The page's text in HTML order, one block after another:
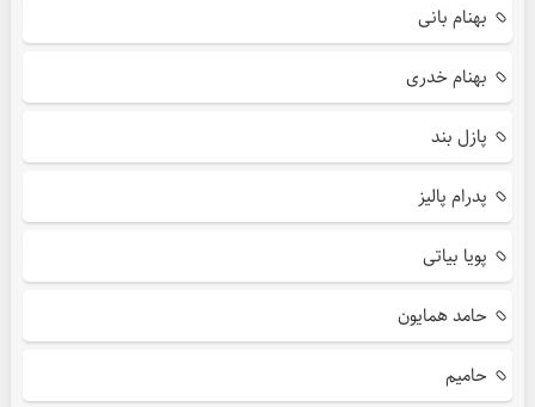
بهنام بانی
بهنام خدری
پازل بند
پدرام پالیز
پویا بیاتی
حامد همایون
حامیم